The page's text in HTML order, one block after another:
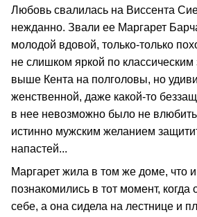
Любовь свалилась на Виссента
нежданно. Звали ее Маргарет
молодой вдовой, только-только
не слишком яркой по классическим
выше Кента на полголовы, но
женственной, даже какой-то
в нее невозможно было не
истинно мужским желанием
напастей...
Маргарет жила в том же доме, что
познакомились в тот момент, когда
себе, а она сидела на лестнице и